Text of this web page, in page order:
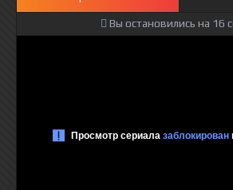
Вы остановились на 16